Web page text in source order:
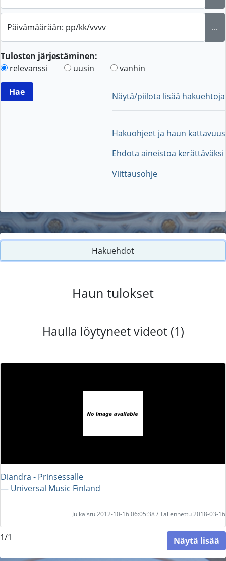
Päivämäärään: pp/kk/vvvv ...
Tulosten järjestäminen:
relevanssi
uusin vanhin
Näytä/piilota lisää hakuehtoja
Hakuohjeet ja haun kattavuus
Ehdota aineistoa kerättäväksi
Viittausohje
Hakuehdot
Haun tulokset
Haulla löytyneet videot (1)
Diandra - Prinsessalle
― Universal Music Finland
Julkaistu 2012-10-16 06:05:38 / Tallennettu 2018-03-16
1/1 Näytä lisää